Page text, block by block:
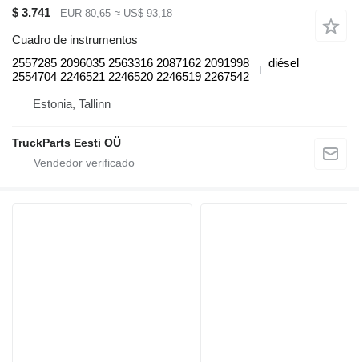
$ 3.741 EUR 80,65 ≈ US$ 93,18
Cuadro de instrumentos
2557285 2096035 2563316 2087162 2091998
2554704 2246521 2246520 2246519 2267542
diésel
Estonia, Tallinn
TruckParts Eesti OÜ